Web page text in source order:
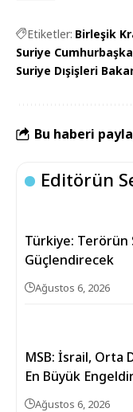
Etiketler: Birleşik
Suriye
Suriye Dışişleri
Bu haberi
Editörün
Türkiye: Terörün
Güçlendirecek
Ağustos 6, 2026
MSB: İsrail, Orta
En Büyük
Ağustos 6, 2026